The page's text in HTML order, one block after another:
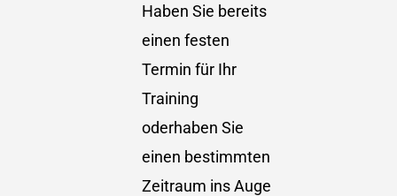
Haben Sie bereits
einen festen
Termin für Ihr
Training
oderhaben Sie
einen bestimmten
Zeitraum ins Auge